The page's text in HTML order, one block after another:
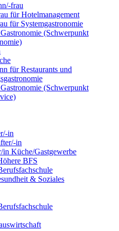
frau
für Hotelmanagement
für Systemgastronomie
(Schwerpunkt
für Restaurants und
(Schwerpunkt
in
in
in Küche/Gastgewerbe
BFS
& Soziales